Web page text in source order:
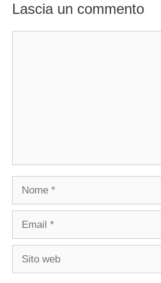
Lascia un commento
Nome
Email
Sito